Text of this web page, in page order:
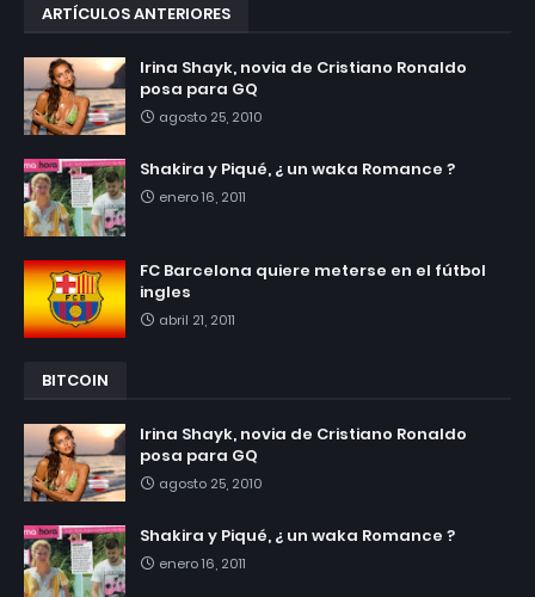
ARTÍCULOS ANTERIORES
Irina Shayk, novia de Cristiano Ronaldo
posa para GQ
agosto 25, 2010
Shakira y Piqué, ¿ un waka Romance ?
enero 16, 2011
FC Barcelona quiere meterse en el fútbol
ingles
abril 21, 2011
BITCOIN
Irina Shayk, novia de Cristiano Ronaldo
posa para GQ
agosto 25, 2010
Shakira y Piqué, ¿ un waka Romance ?
enero 16, 2011